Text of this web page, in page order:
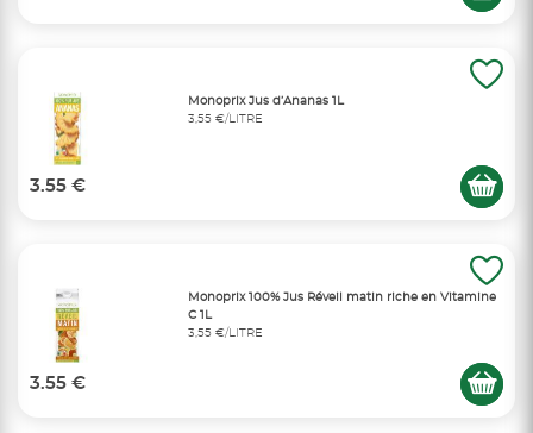
Monoprix Jus d’Ananas 1L
3,55 €/LITRE
3.55 €
Monoprix 100% Jus Réveil matin riche en Vitamine
C 1L
3,55 €/LITRE
3.55 €